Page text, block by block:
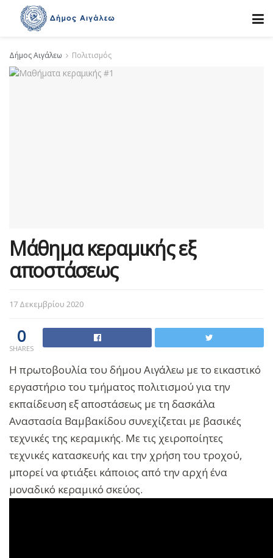
Δήμος Αιγάλεω Πολιτισμός
Μάθημα κεραμικής εξ
αποστάσεως
17 Δεκεμβρίου 2020
0
SHARES
Η πρωτοβουλία του δήμου Αιγάλεω με το εικαστικό
εργαστήριο του τμήματος πολιτισμού για την
εκπαίδευση εξ αποστάσεως με τη δασκάλα
Αναστασία Βαμβακίδου συνεχίζεται με βασικές
τεχνικές της κεραμικής. Με τις χειροποίητες
τεχνικές κατασκευής και την χρήση του τροχού,
μπορεί να φτιάξει κάποιος από την αρχή ένα
μοναδικό κεραμικό σκεύος.